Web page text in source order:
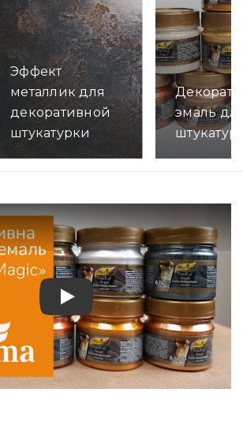
Эффект
металлик для
декоративной
штукатурки
эмаль
Play